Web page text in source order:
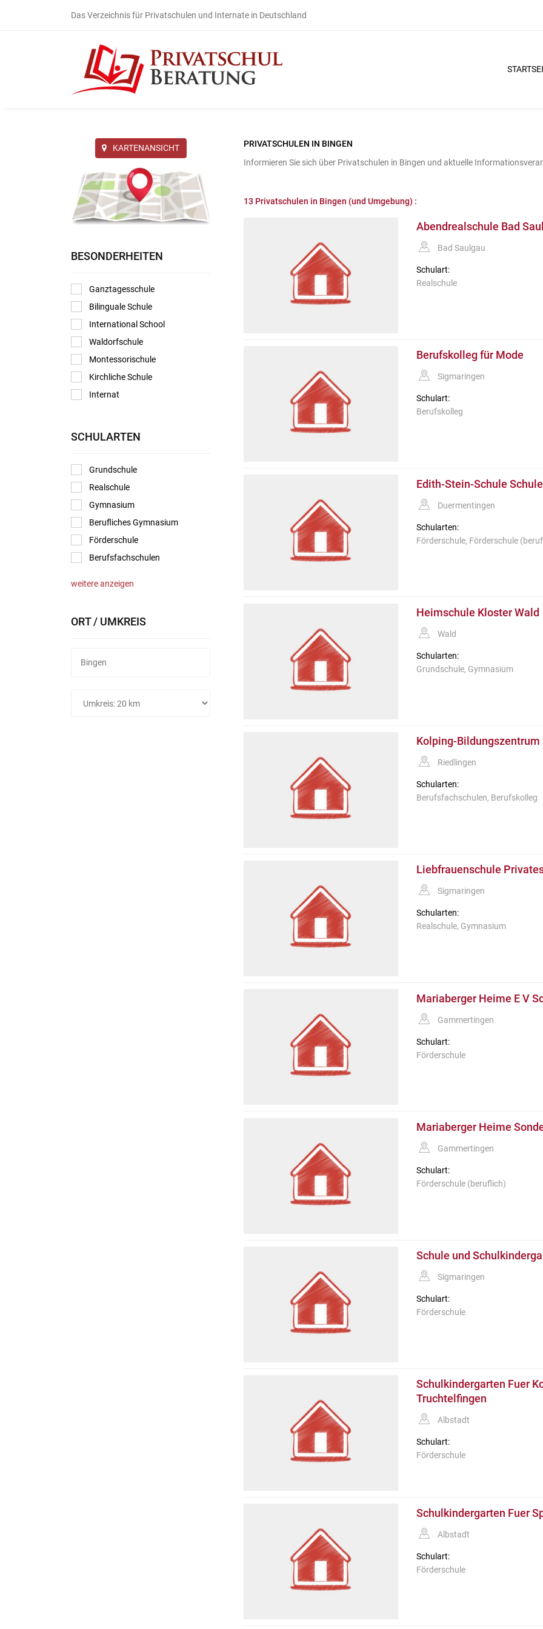
Das Verzeichnis für Privatschulen und Internate in Deutschland
KARTENANSICHT
BESONDERHEITEN
Ganztagesschule
Bilinguale Schule
International School
Waldorfschule
Montessorischule
Kirchliche Schule
Internat
SCHULARTEN
Grundschule
Realschule
Gymnasium
Berufliches Gymnasium
Förderschule
Berufsfachschulen
weitere anzeigen
ORT / UMKREIS
PRIVATSCHULEN IN BINGEN
Informieren Sie sich über Privatschulen in Bingen und aktuelle
13 Privatschulen in Bingen (und Umgebung) :
Abendrealschule Bad
Bad Saulgau
Schulart:
Realschule
Berufskolleg für Mode
Sigmaringen
Schulart:
Berufskolleg
Edith-Stein-Schule
Duermentingen
Schularten:
Förderschule, Förderschule
Heimschule Kloster Wald
Wald
Schularten:
Grundschule, Gymnasium
Kolping-Bildungszentrum
Riedlingen
Schularten:
Berufsfachschulen, Berufskolleg
Liebfrauenschule
Sigmaringen
Schularten:
Realschule, Gymnasium
Mariaberger Heime E V
Gammertingen
Schulart:
Förderschule
Mariaberger Heime
Gammertingen
Schulart:
Förderschule (beruflich)
Schule und
Sigmaringen
Schulart:
Förderschule
Schulkindergarten Fuer
Truchtelfingen
Albstadt
Schulart:
Förderschule
Schulkindergarten Fuer
Albstadt
Schulart:
Förderschule